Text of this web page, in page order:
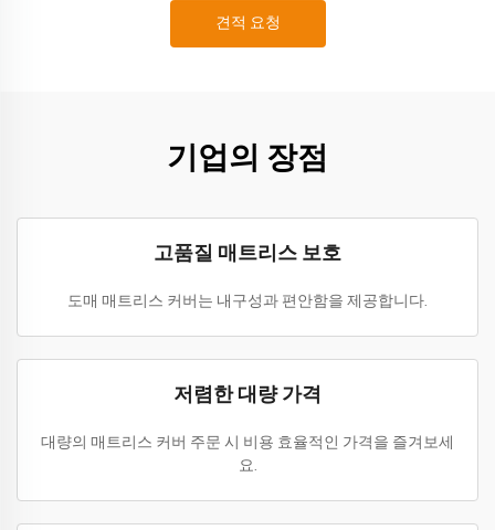
견적 요청
기업의 장점
고품질 매트리스 보호
도매 매트리스 커버는 내구성과 편안함을 제공합니다.
저렴한 대량 가격
대량의 매트리스 커버 주문 시 비용 효율적인 가격을 즐겨보세
요.